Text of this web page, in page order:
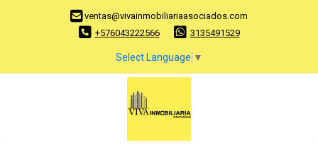
ventas@vivainmobiliariaasociados.com
+576043222566
3135491529
Select Language ▼